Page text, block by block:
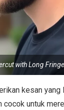
with Long
kesan yang
untuk